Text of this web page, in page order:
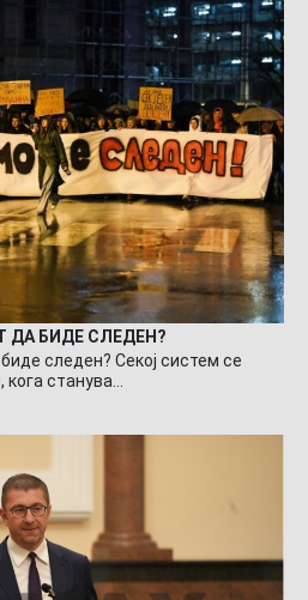
БИДЕ СЛЕДЕН?
следен? Секој систем се
станува…